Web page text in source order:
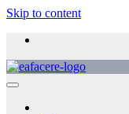
Skip to content